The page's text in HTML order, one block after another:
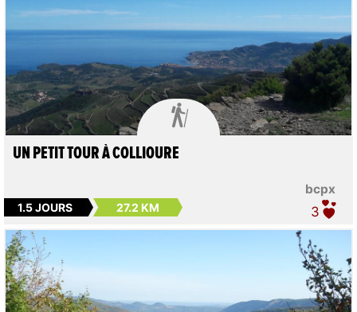

bcpx
UN PETIT TOUR À COLLIOURE
1.5 JOURS 27.2 KM 3